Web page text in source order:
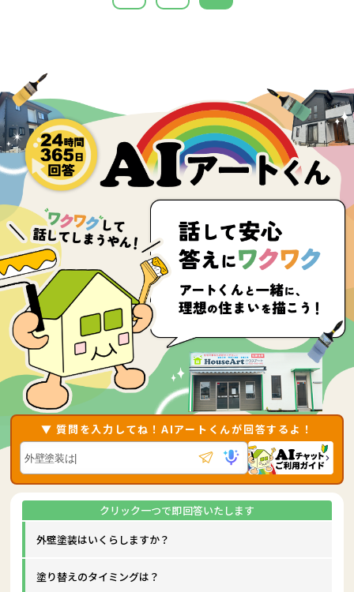
▼ 質問を入力してね！AIアートくんが回答するよ！
外壁塗装はいくらしますか？
塗り替えのタイミングは？